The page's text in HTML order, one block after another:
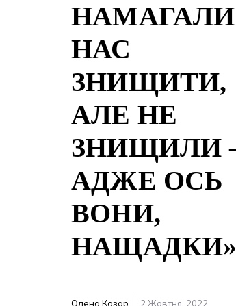
НАС
ЗНИЩИТИ,
АЛЕ НЕ
ЗНИЩИЛИ
АДЖЕ ОСЬ
ВОНИ,
НАЩАДКИ»
Олена Козар 2 Жовтня, 2022